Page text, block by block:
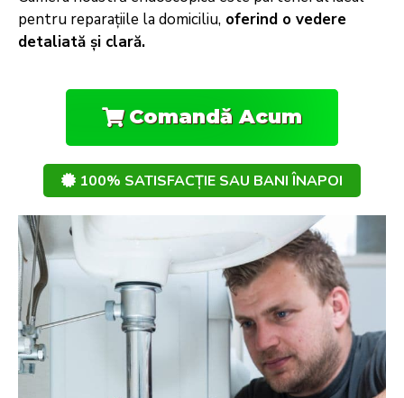
pentru reparațiile la domiciliu, oferind o vedere
detaliată și clară.
Comandă Acum
100% SATISFACȚIE SAU BANI ÎNAPOI